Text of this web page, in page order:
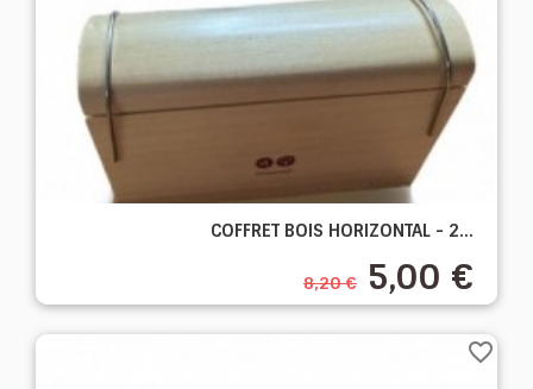
COFFRET BOIS HORIZONTAL - 2...
8,20 € 5,00 €
favorite_border